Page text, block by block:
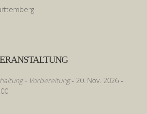
- Vorbereitung- 20. Nov. 2026 -